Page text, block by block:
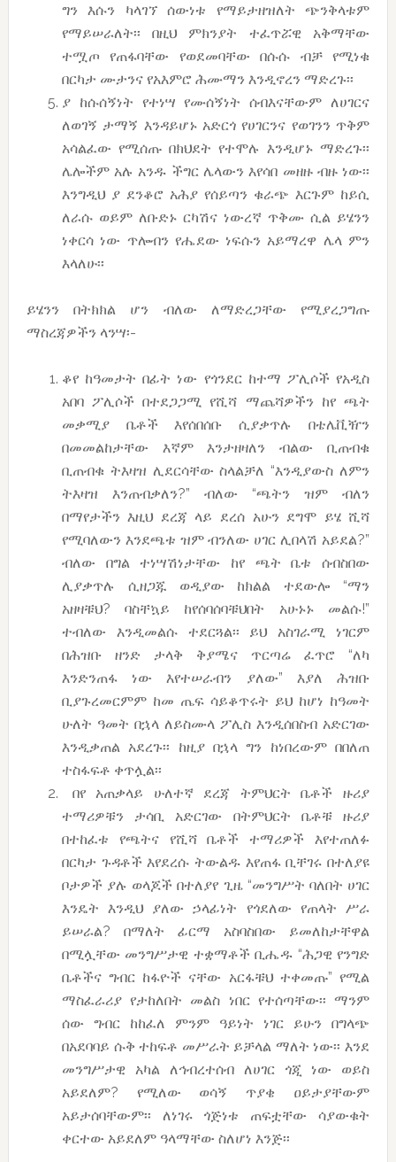
ግን እሱን ካላገኘ ሰውነቱ የማይታዘዝለት ጭንቅላቱም
የማይሠራለት፡፡ በዚህ ምክንያት ተፈጥሯዊ አቅማቸው
ተሟጦ የጠፋባቸው የወደመባቸው በሱሱ ብቻ የሚነቁ
በርካታ ሙታንና የአእምሮ ሕሙማን እንዲኖረን ማድረጉ፡፡
ያ ከሱሰኝነት የተነሣ የሙሰኝነት ሰብእናቸውም ለሀገርና
ለወገኝ ታማኝ እንዳይሆኑ አድርጎ የሀገርንና የወገንን ጥቅም
አሳልፈው የሚሰጡ በክህደት የተሞሉ እንዲሆኑ ማድረጉ፡፡
ሌሎችም አሉ አንዱ ችግር ሌላውን እየሳበ መዘዙ ብዙ ነው፡፡
እንግዲህ ያ ደንቆሮ አሕያ የሰይጣን ቁራጭ እርጉም ከይሲ
ለራሱ ወይም ለቡድኑ ርካሽና ነውረኛ ጥቅሙ ሲል ይሄንን
ነቀርሳ ነው ጥሎብን የሔደው ነፍሱን አይማረዋ ሌላ ምን
እላለሁ፡፡
ይሄንን በትክክል ሆን ብለው ለማድረጋቸው የሚያረጋግጡ
ማስረጃዎችን ላንሣ፡-
ቆየ ከዓመታት በፊት ነው የጎንደር ከተማ ፖሊሶች የአዲስ
አበባ ፖሊሶች በተደጋጋሚ የሺሻ ማጨሻዎችን ከየ ጫት
መቃሚያ ቤቶች እየሰበሰቡ ሲያቃጥሉ በቴሌቪዥን
በመመልከታቸው እኛም እንታዘዛለን ብልው ቢጠብቁ
ቢጠብቁ ትእዛዝ ሊደርሳቸው ስላልቻለ “እንዲያውስ ለምን
ትእዛዝ እንጠብቃለን?” ብለው “ጫትን ዝም ብለን
በማየታችን እዚህ ደረጃ ላይ ደረሰ አሁን ደግሞ ይሄ ሺሻ
የሚባለውን እንደጫቱ ዝም ብንለው ሀገር ሊበላሽ አይደል?”
ብለው በግል ተነሣሽነታቸው ከየ ጫት ቤቱ ሰብስበው
ሊያቃጥሉ ሲዘጋጁ ወዲያው ከክልል ተደውሎ “ማን
አዘዛቹህ? ባስቸኳይ ከየሰባሰባቹህበት አሁኑኑ መልሱ!”
ተብለው እንዲመልሱ ተደርጓል፡፡ ይህ አስገራሚ ነገርም
በሕዝቡ ዘንድ ታላቅ ቅያሜና ጥርጣሬ ፈጥሮ “ለካ
እንድንጠፋ ነው እየተሠራብን ያለው” እያለ ሕዝቡ
ቢያጉረመርምም ከመ ጤፍ ሳይቆጥሩት ይህ ከሆነ ከዓመት
ሁለት ዓመት በኋላ ለይስሙላ ፖሊስ እንዲሰበስብ አድርገው
እንዲቃጠል አደረጉ፡፡ ከዚያ በኋላ ግን ከነበረውም በበለጠ
ተስፋፍቶ ቀጥሏል፡፡
በየ አጠቃላይ ሁለተኛ ደረጃ ትምህርት ቤቶች ዙሪያ
ተማሪዎቹን ታሳቢ አድርገው በትምህርት ቤቶቹ ዙሪያ
በተከፈቱ የጫትና የሺሻ ቤቶች ተማሪዎች እየተጠለፉ
በርካታ ጉዳቶች እየደረሱ ትውልዱ እየጠፋ ቢቸገሩ በተለያዩ
ቦታዎች ያሉ ወላጆች በተለያየ ጊዜ “መንግሥት ባለበት ሀገር
እንዴት እንዲህ ያለው ኃላፊነት የጎደለው የጠላት ሥራ
ይሠራል? በማለት ፊርማ አስባስበው ይመለከታቸዋል
በሚሏቸው መንግሥታዊ ተቋማቶች ቢሔዱ “ሕጋዊ የንግድ
ቤቶችና ግብር ከፋዮች ናቸው አርፋቹህ ተቀመጡ” የሚል
ማስፈራሪያ የታከለበት መልስ ነበር የተሰጣቸው፡፡ ማንም
ሰው ግብር ከከፈለ ምንም ዓይነት ነገር ይሁን በግላጭ
በአደባባይ ሱቅ ተከፍቶ መሥራት ይቻላል ማለት ነው፡፡ እንደ
መንግሥታዊ አካል ለኅብረተሰብ ለሀገር ጎጂ ነው ወይስ
አይደለም? የሚለው ወሳኝ ጥያቄ ዐይታያቸውም
አይታሰባቸውም፡፡ ለነገሩ ጎጅነቱ ጠፍቷቸው ሳያውቁት
ቀርተው አይደለም ዓላማቸው ስለሆነ እንጅ፡፡